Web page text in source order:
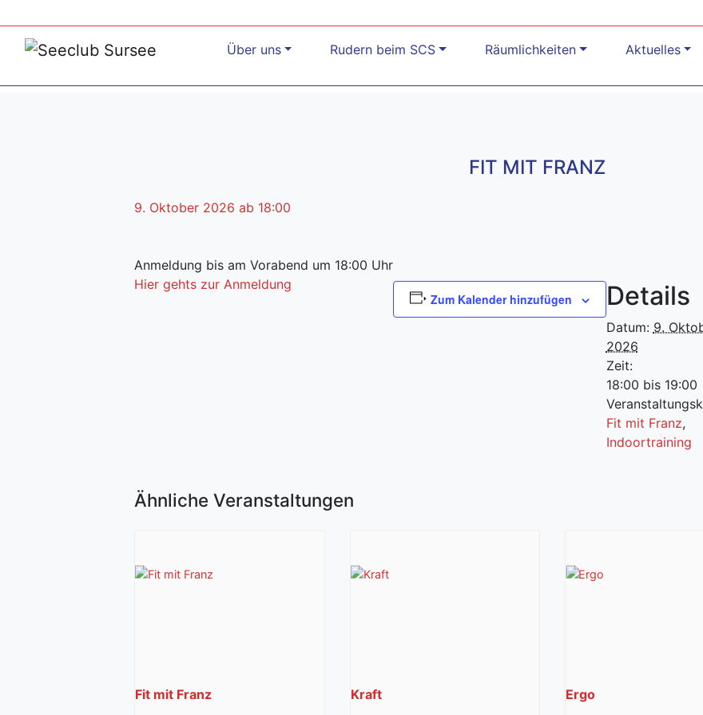
Über uns Rudern beim SCS Räumlichkeiten Aktuelles
FIT MIT FRANZ
9. Oktober 2026 ab 18:00
Anmeldung bis am Vorabend um 18:00 Uhr
Hier gehts zur Anmeldung
Zum Kalender hinzufügen
Details
Datum: 9.
2026
Zeit:
18:00 bis 19:00
Fit mit Franz,
Indoortraining
Ähnliche Veranstaltungen
Fit mit Franz Kraft Ergo